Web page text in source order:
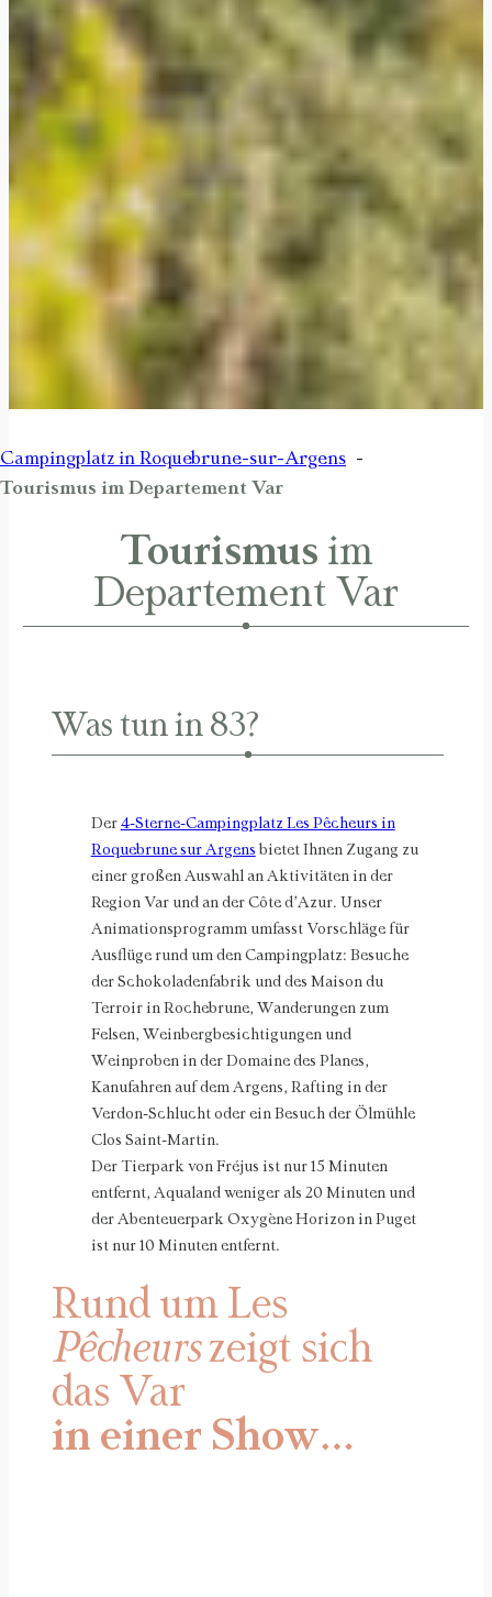
Campingplatz in Roquebrune-sur-Argens
Tourismus im Departement Var
Tourismus im
Departement Var
Was tun in 83?
Der 4-Sterne-Campingplatz Les Pêcheurs in
Roquebrune sur Argens bietet Ihnen Zugang zu
einer großen Auswahl an Aktivitäten in der
Region Var und an der Côte d’Azur. Unser
Animationsprogramm umfasst Vorschläge für
Ausflüge rund um den Campingplatz: Besuche
der Schokoladenfabrik und des Maison du
Terroir in Rochebrune, Wanderungen zum
Felsen, Weinbergbesichtigungen und
Weinproben in der Domaine des Planes,
Kanufahren auf dem Argens, Rafting in der
Verdon-Schlucht oder ein Besuch der Ölmühle
Clos Saint-Martin.
Der Tierpark von Fréjus ist nur 15 Minuten
entfernt, Aqualand weniger als 20 Minuten und
der Abenteuerpark Oxygène Horizon in Puget
ist nur 10 Minuten entfernt.
Rund um Les
Pêcheurszeigt sich
das Var
in einer Show…